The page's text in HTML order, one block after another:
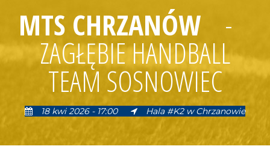
MTS CHRZANÓW -
ZAGŁĘBIE HANDBALL
TEAM SOSNOWIEC
18 kwi 2026 - 17:00 Hala #K2 w Chrzanowie